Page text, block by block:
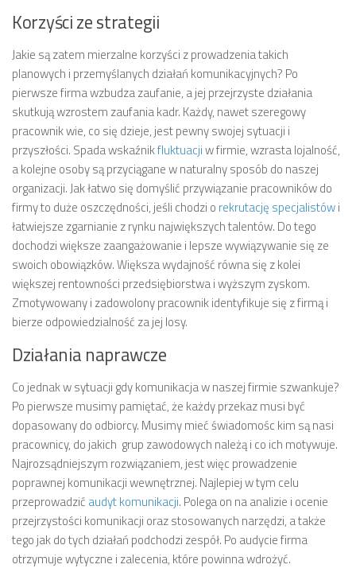
Korzyści ze strategii
Jakie są zatem mierzalne korzyści z prowadzenia takich
planowych i przemyślanych działań komunikacyjnych? Po
pierwsze firma wzbudza zaufanie, a jej przejrzyste działania
skutkują wzrostem zaufania kadr. Każdy, nawet szeregowy
pracownik wie, co się dzieje, jest pewny swojej sytuacji i
przyszłości. Spada wskaźnikfluktuacjiw firmie, wzrasta lojalność,
a kolejne osoby są przyciągane w naturalny sposób do naszej
organizacji. Jak łatwo się domyślić przywiązanie pracowników do
firmy to duże oszczędności, jeśli chodzi o rekrutację specjalistówi
łatwiejsze zgarnianie z rynku największych talentów. Do tego
dochodzi większe zaangażowanie i lepsze wywiązywanie się ze
swoich obowiązków. Większa wydajność równa się z kolei
większej rentowności przedsiębiorstwa i wyższym zyskom.
Zmotywowany i zadowolony pracownik identyfikuje się z firmą i
bierze odpowiedzialność za jej losy.
Działania naprawcze
Co jednak w sytuacji gdy komunikacja w naszej firmie szwankuje?
Po pierwsze musimy pamiętać, że każdy przekaz musi być
dopasowany do odbiorcy. Musimy mieć świadomośc kim są nasi
pracownicy, do jakich grup zawodowych należą i co ich motywuje.
Najrozsądniejszym rozwiązaniem, jest więc prowadzenie
poprawnej komunikacji wewnętrznej. Najlepiej w tym celu
przeprowadzić audyt komunikacji. Polega on na analizie i ocenie
przejrzystości komunikacji oraz stosowanych narzędzi, a także
tego jak do tych działań podchodzi zespół. Po audycie firma
otrzymuje wytyczne i zalecenia, które powinna wdrożyć.